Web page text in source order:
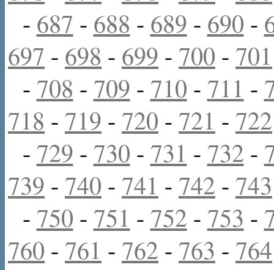
- 687 - 688 - 689 - 690 -
697 - 698 - 699 - 700 - 701
- 708 - 709 - 710 - 711 -
718 - 719 - 720 - 721 - 722
- 729 - 730 - 731 - 732 -
739 - 740 - 741 - 742 - 743
- 750 - 751 - 752 - 753 -
760 - 761 - 762 - 763 - 764